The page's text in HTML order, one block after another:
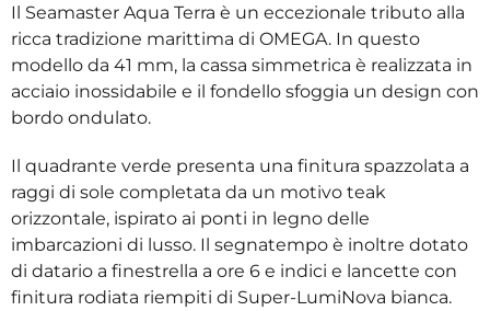
Il Seamaster Aqua Terra è un eccezionale tributo alla
ricca tradizione marittima di OMEGA. In questo
modello da 41 mm, la cassa simmetrica è realizzata in
acciaio inossidabile e il fondello sfoggia un design con
bordo ondulato.
Il quadrante verde presenta una finitura spazzolata a
raggi di sole completata da un motivo teak
orizzontale, ispirato ai ponti in legno delle
imbarcazioni di lusso. Il segnatempo è inoltre dotato
di datario a finestrella a ore 6 e indici e lancette con
finitura rodiata riempiti di Super-LumiNova bianca.